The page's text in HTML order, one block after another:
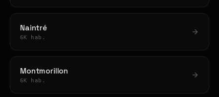
Naintré
6K hab.
Montmorillon
6K hab.